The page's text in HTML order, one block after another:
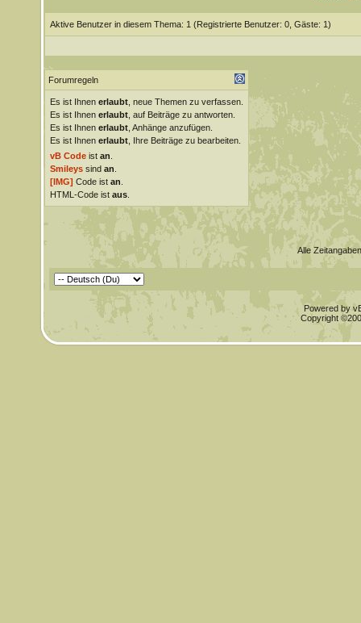
Aktive Benutzer in diesem Thema: 1 (Registrierte Benutzer: 0, Gäste: 1)
Forumregeln
Es ist Ihnen erlaubt, neue Themen zu verfassen.
Es ist Ihnen erlaubt, auf Beiträge zu antworten.
Es ist Ihnen erlaubt, Anhänge anzufügen.
Es ist Ihnen erlaubt, Ihre Beiträge zu bearbeiten.
vB Codeist an
Smileyssind an
[IMG] Code ist an
HTML-Code ist aus.
Alle
Powered by
Copyright